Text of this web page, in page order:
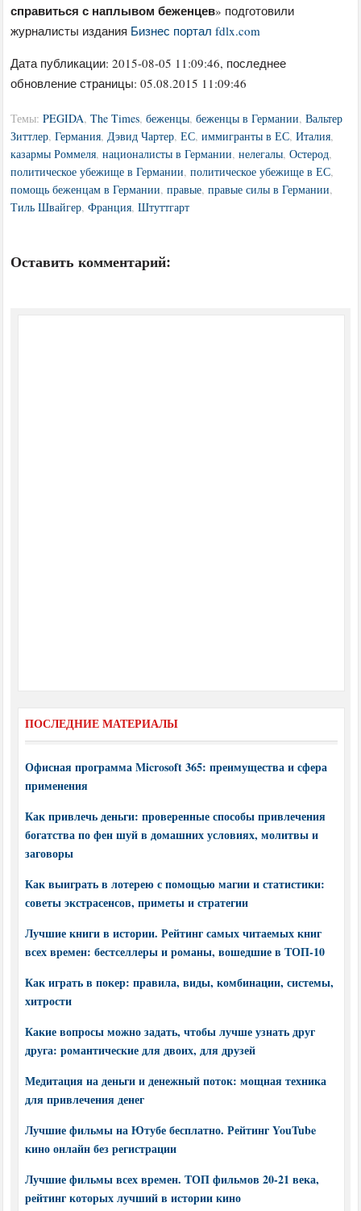
справиться с наплывом беженцев» подготовили
журналисты издания Бизнес портал fdlx.com
Дата публикации:2015-08-05 11:09:46, последнее
обновление страницы: 05.08.2015 11:09:46
Темы:PEGIDA,The Times,беженцы,беженцы в Германии,Вальтер
Зиттлер,Германия,Дэвид Чартер,ЕС,иммигранты в ЕС,Италия,
казармы Роммеля,националисты в Германии,нелегалы,Остерод,
политическое убежище в Германии,политическое убежище в ЕС,
помощь беженцам в Германии,правые,правые силы в Германии,
Тиль Швайгер,Франция,Штуттгарт
Оставить комментарий:
ПОСЛЕДНИЕ МАТЕРИАЛЫ
Офисная программа Microsoft 365: преимущества и сфера
применения
Как привлечь деньги: проверенные способы привлечения
богатства по фен шуй в домашних условиях, молитвы и
заговоры
Как выиграть в лотерею с помощью магии и статистики:
советы экстрасенсов, приметы и стратегии
Лучшие книги в истории. Рейтинг самых читаемых книг
всех времен: бестселлеры и романы, вошедшие в ТОП-10
Как играть в покер: правила, виды, комбинации, системы,
хитрости
Какие вопросы можно задать, чтобы лучше узнать друг
друга: романтические для двоих, для друзей
Медитация на деньги и денежный поток: мощная техника
для привлечения денег
Лучшие фильмы на Ютубе бесплатно. Рейтинг YouTube
кино онлайн без регистрации
Лучшие фильмы всех времен. ТОП фильмов 20-21 века,
рейтинг которых лучший в истории кино